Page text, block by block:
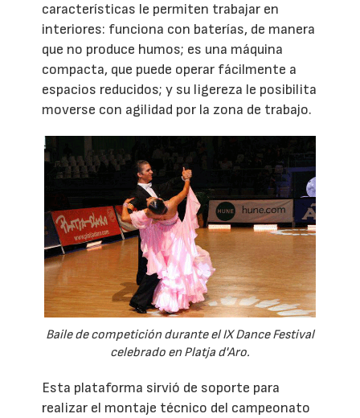
características le permiten trabajar en
interiores: funciona con baterías, de manera
que no produce humos; es una máquina
compacta, que puede operar fácilmente a
espacios reducidos; y su ligereza le posibilita
moverse con agilidad por la zona de trabajo.
Baile de competición durante el IX Dance Festival
celebrado en Platja d'Aro.
Esta plataforma sirvió de soporte para
realizar el montaje técnico del campeonato